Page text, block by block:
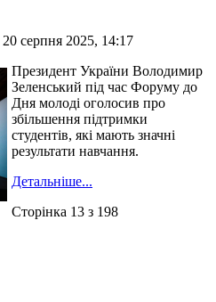
серпня 2025, 14:17
Президент України Володимир
Зеленський під час Форуму до
Дня молоді оголосив про
збільшення підтримки
студентів, які мають значні
результати навчання.
Детальніше...
Сторінка 13 з 198